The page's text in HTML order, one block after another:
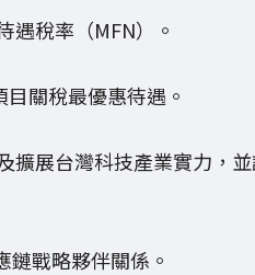
遇稅率（MFN）。
關稅最優惠待遇。
擴展台灣科技產業實力，
戰略夥伴關係。